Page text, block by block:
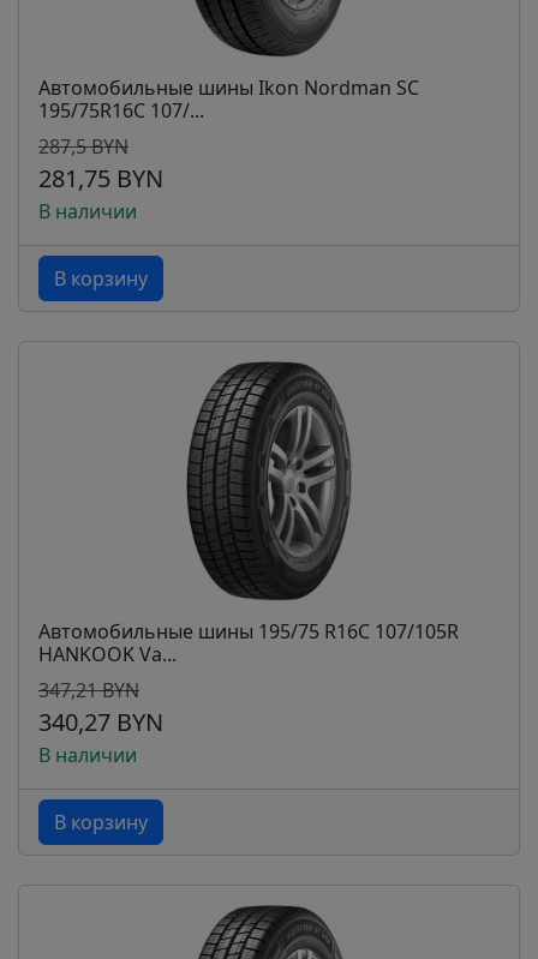
Автомобильные шины Ikon Nordman SC
195/75R16C 107/...
287,5 BYN
281,75 BYN
В наличии
В корзину
Автомобильные шины 195/75 R16C 107/105R
HANKOOK Va...
347,21 BYN
340,27 BYN
В наличии
В корзину